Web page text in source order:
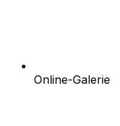
Online-Galerie